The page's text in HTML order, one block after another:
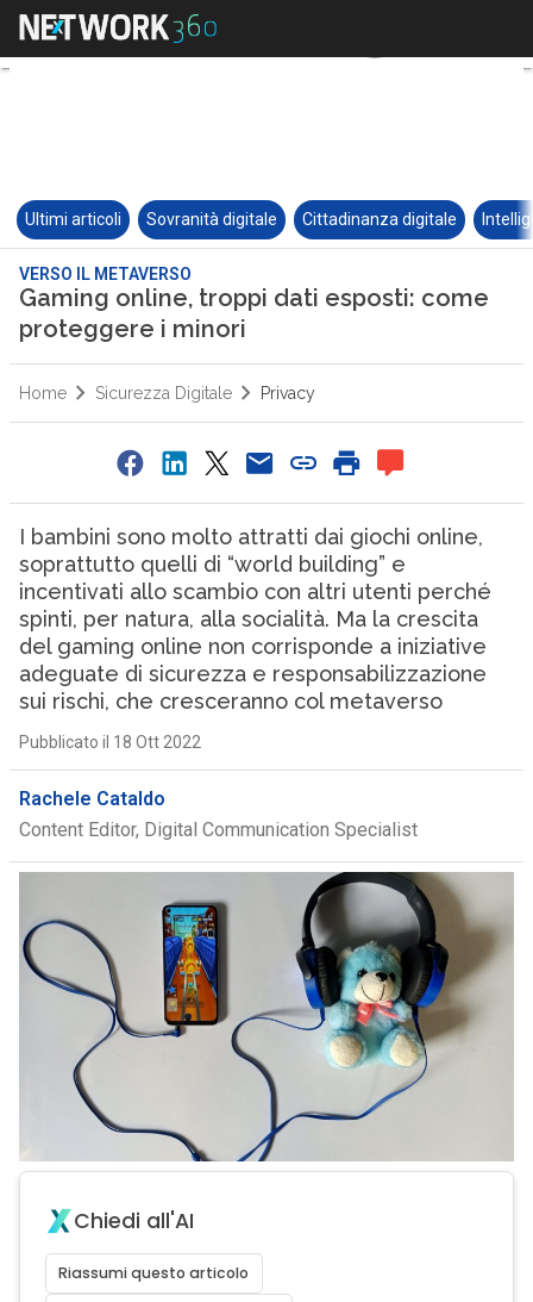
Ultimi articoli Sovranità digitale Cittadinanza digitale
VERSO IL METAVERSO
Gaming online, troppi dati esposti: come
proteggere i minori
Home Sicurezza Digitale Privacy
I bambini sono molto attratti dai giochi online,
soprattutto quelli di “world building” e
incentivati allo scambio con altri utenti perché
spinti, per natura, alla socialità. Ma la crescita
del gaming online non corrisponde a iniziative
adeguate di sicurezza e responsabilizzazione
sui rischi, che cresceranno col metaverso
Pubblicato il 18 Ott 2022
Rachele Cataldo
Content Editor, Digital Communication Specialist
Chiedi all'AI
Riassumi questo articolo